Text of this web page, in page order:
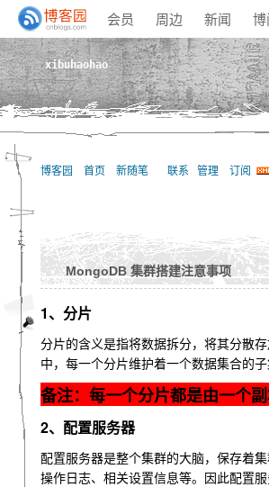
会员 周边 新闻
xibuhaohao
博客园 首页 新随笔 联系 管理 订阅
MongoDB 集群搭建注意事项
1、分片
分片的含义是指将数据拆分，将其分散
中，每一个分片维护着一个数据集合的
备注：每一个分片都是由一个
2、配置服务器
配置服务器是整个集群的大脑，保存着
操作日志、相关设置信息等。因此配置